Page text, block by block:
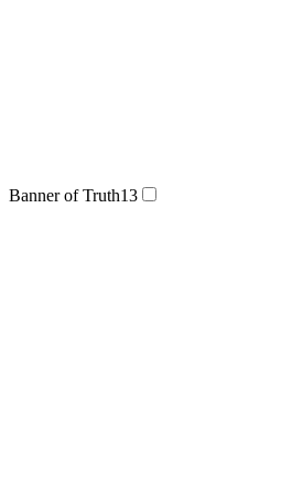
Banner of Truth13